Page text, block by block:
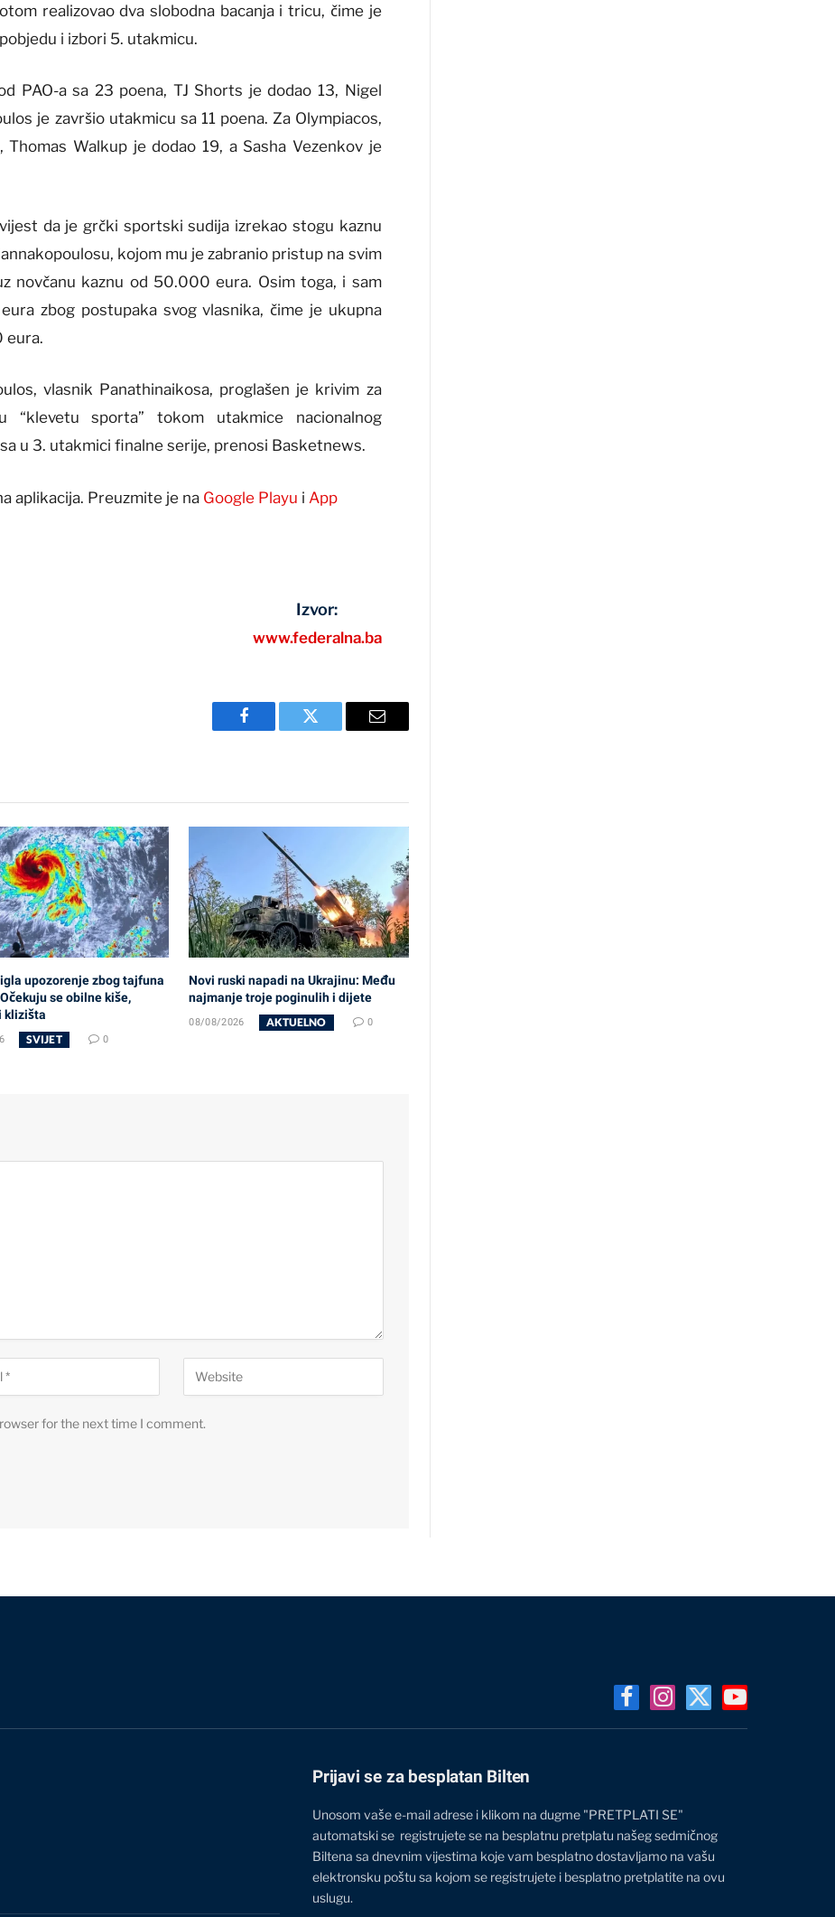
realizovao dva slobodna bacanja i tricu, čime je
i izbori 5. utakmicu.
PAO-a sa 23 poena, TJ Shorts je dodao 13, Nigel
je završio utakmicu sa 11 poena. Za Olympiacos,
Walkup je dodao 19, a Sasha Vezenkov je
da je grčki sportski sudija izrekao stogu kaznu
kojom mu je zabranio pristup na svim
novčanu kaznu od 50.000 eura. Osim toga, i sam
zbog postupaka svog vlasnika, čime je ukupna
eura.
vlasnik Panathinaikosa, proglašen je krivim za
“klevetu sporta” tokom utakmice nacionalnog
u 3. utakmici finalne serije, prenosi Basketnews.
aplikacija. Preuzmite je na Google Playu i App
Izvor:
www.federalna.ba
Facebook Twitter Email
upozorenje zbog tajfuna
se obilne kiše,
klizišta
SVIJET 0
Novi ruski napadi na Ukrajinu: Među
najmanje troje poginulih i dijete
08/08/2026 AKTUELNO 0
for the next time I comment.
FacebookInstagram
X
YouTube
Prijavi se za besplatan Bilten
Unosom vaše e-mail adrese i klikom na dugme "PRETPLATI SE"
automatski se registrujete se na besplatnu pretplatu našeg sedmičnog
Biltena sa dnevnim vijestima koje vam besplatno dostavljamo na vašu
elektronsku poštu sa kojom se registrujete i besplatno pretplatite na ovu
uslugu.